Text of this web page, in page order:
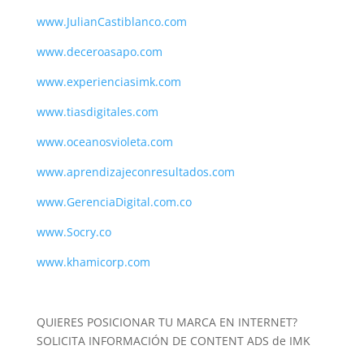
www.JulianCastiblanco.com
www.deceroasapo.com
www.experienciasimk.com
www.tiasdigitales.com
www.oceanosvioleta.com
www.aprendizajeconresultados.com
www.GerenciaDigital.com.co
www.Socry.co
www.khamicorp.com
QUIERES POSICIONAR TU MARCA EN INTERNET?
SOLICITA INFORMACIÓN DE CONTENT ADS de IMK